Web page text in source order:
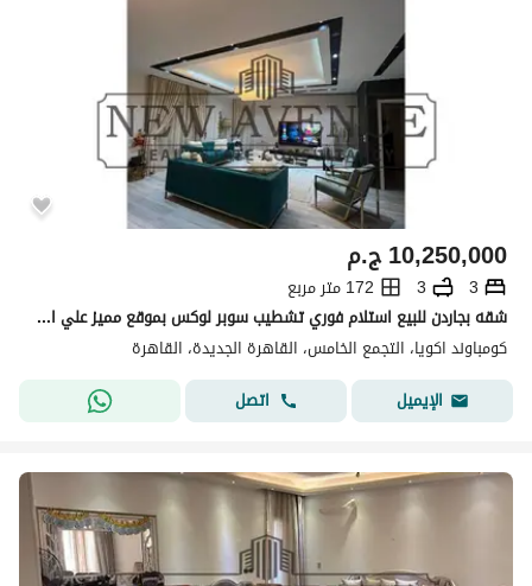
ج.م10,250,000
3
3
172 متر مربع
شقه بجاردن للبيع استلام فوري تشطيب سوبر لوكس بموقع مميز علي اللاندسكيب و ڤيو مفتوح في أكويا التجمع الخامس - Akoya New Cairo
كومباوند اكويا، التجمع الخامس، القاهرة الجديدة، القاهرة
الإيميل
اتصل